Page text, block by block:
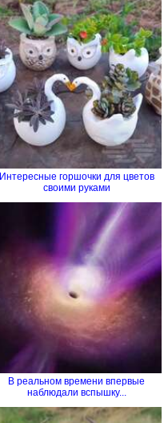
Интересные горшочки для цветов
своими руками
В реальном времени впервые
наблюдали вспышку...